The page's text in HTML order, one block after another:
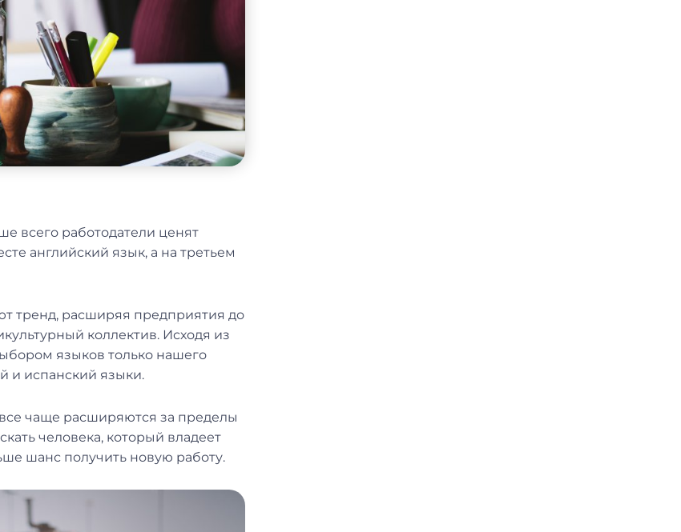
всего работодатели ценят
английский язык, а на третьем
тренд, расширяя предприятия до
коллектив. Исходя из
языков только нашего
и испанский языки.
чаще расширяются за пределы
человека, который владеет
шанс получить новую работу.